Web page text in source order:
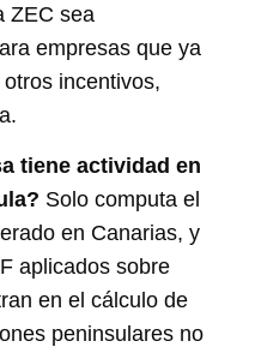
ZEC sea
empresas que ya
incentivos,
tiene actividad en
Solo computa el
en Canarias, y
aplicados sobre
en el cálculo de
peninsulares no